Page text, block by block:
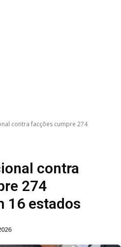
contra facções cumpre 274
contra
274
16 estados